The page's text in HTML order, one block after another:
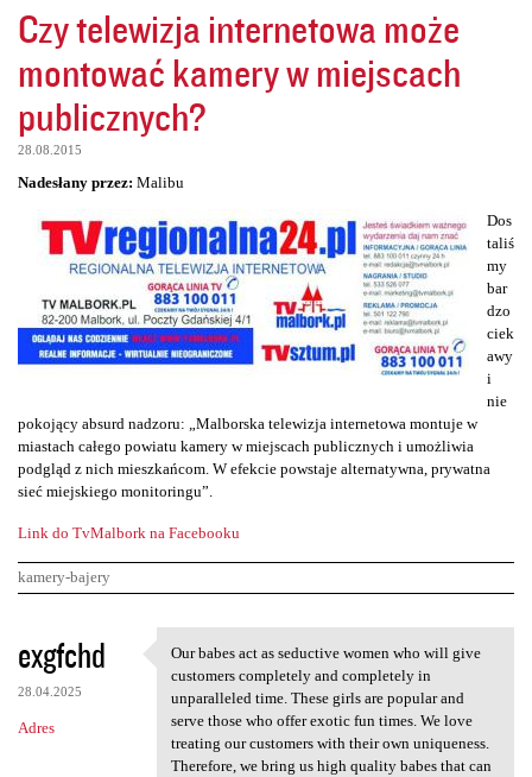
Czy telewizja internetowa może
montować kamery w miejscach
publicznych?
28.08.2015
Nadesłany przez: Malibu
Dos
taliś
my
bar
dzo
ciek
awy
i
nie
pokojący absurd nadzoru: „Malborska telewizja internetowa montuje w
miastach całego powiatu kamery w miejscach publicznych i umożliwia
podgląd z nich mieszkańcom. W efekcie powstaje alternatywna, prywatna
sieć miejskiego monitoringu”.
Link do TvMalbork na Facebooku
kamery-bajery
K
o
m
e
exgfchd
28.04.2025
Adres
Our babes act as seductive
Our babes act as seductive women who will give
customers completely and completely in
unparalleled time. These girls are popular and
serve those who offer exotic fun times. We love
treating our customers with their own uniqueness.
Therefore, we bring us high quality babes that can